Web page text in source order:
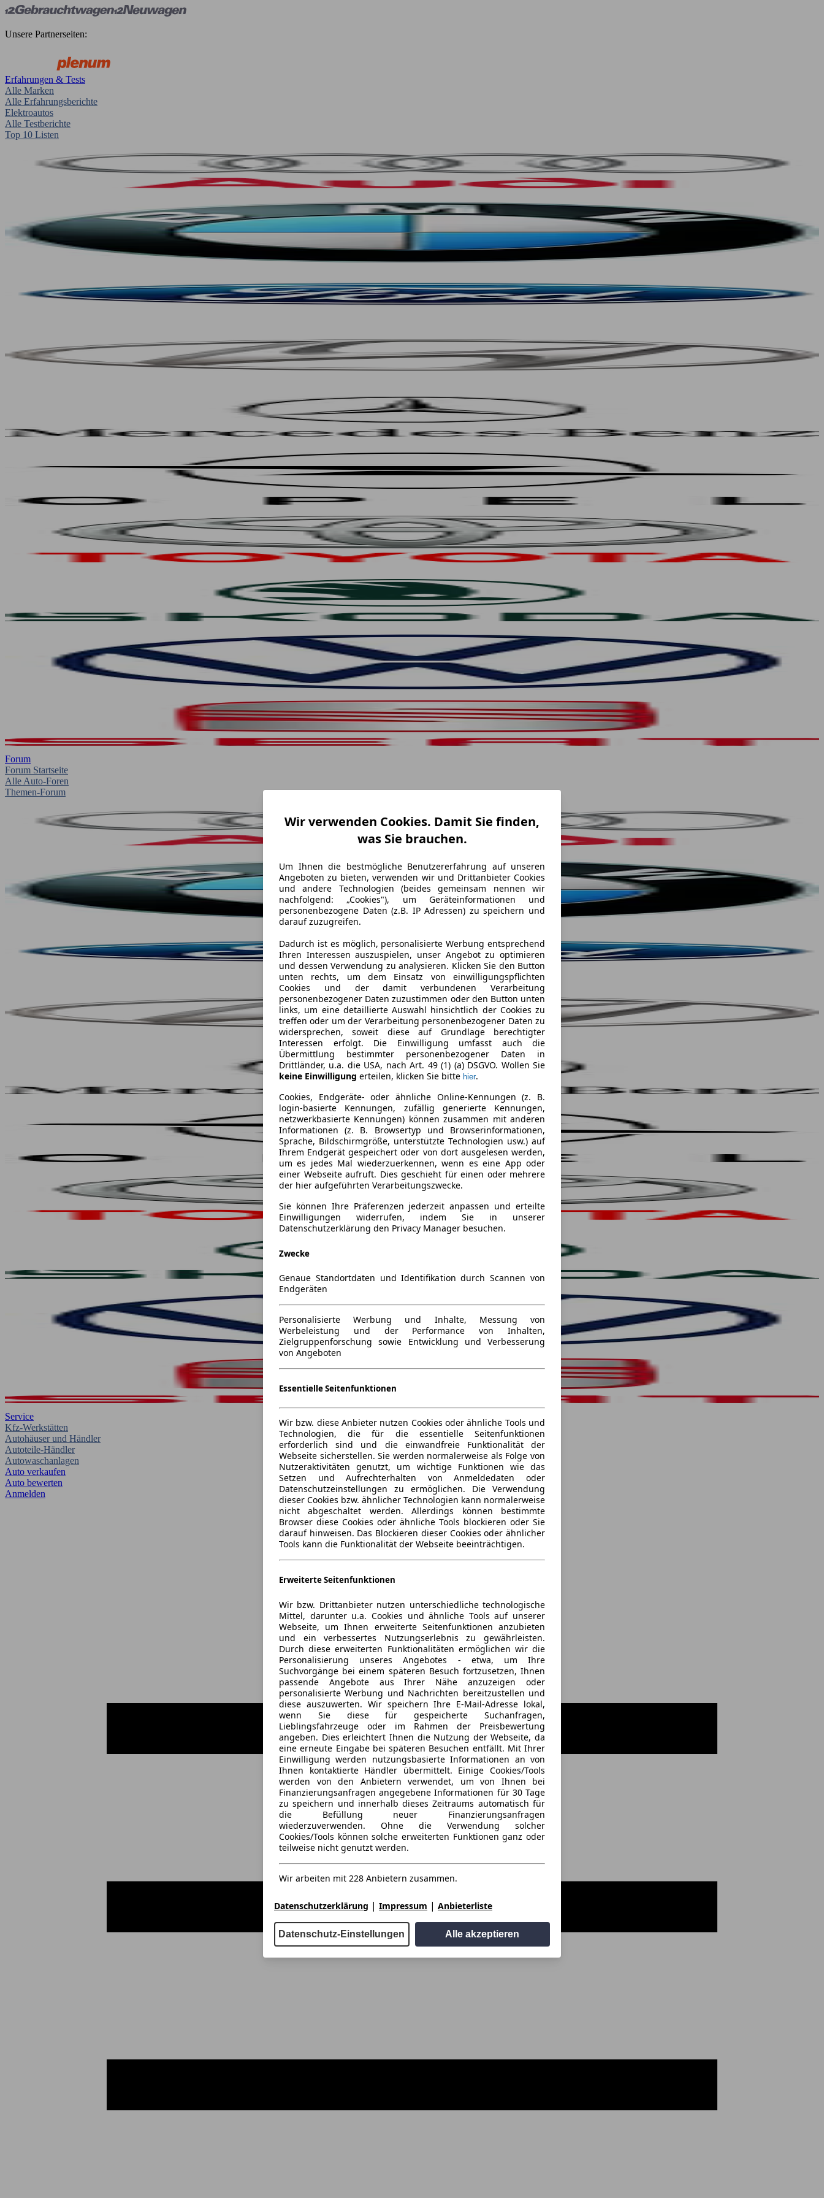
Unsere Partnerseiten:
Erfahrungen & Tests
Alle Marken
Alle Erfahrungsberichte
Elektroautos
Alle Testberichte
Top 10 Listen
Forum
Forum Startseite
Alle Auto-Foren
Themen-Forum
Service
Kfz-Werkstätten
Autohäuser und Händler
Autoteile-Händler
Autowaschanlagen
Auto verkaufen
Auto bewerten
Anmelden
Wir verwenden Cookies. Damit Sie finden,
was Sie brauchen.
Um Ihnen die bestmögliche Benutzererfahrung auf unseren
Angeboten zu bieten, verwenden wir und Drittanbieter Cookies
und andere Technologien (beides gemeinsam nennen wir
nachfolgend: „Cookies"), um Geräteinformationen und
personenbezogene Daten (z.B. IP Adressen) zu speichern und
darauf zuzugreifen.
Dadurch ist es möglich, personalisierte Werbung entsprechend
Ihren Interessen auszuspielen, unser Angebot zu optimieren
und dessen Verwendung zu analysieren. Klicken Sie den Button
unten rechts, um dem Einsatz von einwilligungspflichten
Cookies und der damit verbundenen Verarbeitung
personenbezogener Daten zuzustimmen oder den Button unten
links, um eine detaillierte Auswahl hinsichtlich der Cookies zu
treffen oder um der Verarbeitung personenbezogener Daten zu
widersprechen, soweit diese auf Grundlage berechtigter
Interessen erfolgt. Die Einwilligung umfasst auch die
Übermittlung bestimmter personenbezogener Daten in
Drittländer, u.a. die USA, nach Art. 49 (1) (a) DSGVO. Wollen Sie
keine Einwilligung erteilen, klicken Sie bitte hier.
Cookies, Endgeräte- oder ähnliche Online-Kennungen (z. B.
login-basierte Kennungen, zufällig generierte Kennungen,
netzwerkbasierte Kennungen) können zusammen mit anderen
Informationen (z. B. Browsertyp und Browserinformationen,
Sprache, Bildschirmgröße, unterstützte Technologien usw.) auf
Ihrem Endgerät gespeichert oder von dort ausgelesen werden,
um es jedes Mal wiederzuerkennen, wenn es eine App oder
einer Webseite aufruft. Dies geschieht für einen oder mehrere
der hier aufgeführten Verarbeitungszwecke.
Sie können Ihre Präferenzen jederzeit anpassen und erteilte
Einwilligungen widerrufen, indem Sie in unserer
Datenschutzerklärung den Privacy Manager besuchen.
Zwecke
Genaue Standortdaten und Identifikation durch Scannen von
Endgeräten
Personalisierte Werbung und Inhalte, Messung von
Werbeleistung und der Performance von Inhalten,
Zielgruppenforschung sowie Entwicklung und Verbesserung
von Angeboten
Essentielle Seitenfunktionen
Wir bzw. diese Anbieter nutzen Cookies oder ähnliche Tools und
Technologien, die für die essentielle Seitenfunktionen
erforderlich sind und die einwandfreie Funktionalität der
Webseite sicherstellen. Sie werden normalerweise als Folge von
Nutzeraktivitäten genutzt, um wichtige Funktionen wie das
Setzen und Aufrechterhalten von Anmeldedaten oder
Datenschutzeinstellungen zu ermöglichen. Die Verwendung
dieser Cookies bzw. ähnlicher Technologien kann normalerweise
nicht abgeschaltet werden. Allerdings können bestimmte
Browser diese Cookies oder ähnliche Tools blockieren oder Sie
darauf hinweisen. Das Blockieren dieser Cookies oder ähnlicher
Tools kann die Funktionalität der Webseite beeinträchtigen.
Erweiterte Seitenfunktionen
Wir bzw. Drittanbieter nutzen unterschiedliche technologische
Mittel, darunter u.a. Cookies und ähnliche Tools auf unserer
Webseite, um Ihnen erweiterte Seitenfunktionen anzubieten
und ein verbessertes Nutzungserlebnis zu gewährleisten.
Durch diese erweiterten Funktionalitäten ermöglichen wir die
Personalisierung unseres Angebotes - etwa, um Ihre
Suchvorgänge bei einem späteren Besuch fortzusetzen, Ihnen
passende Angebote aus Ihrer Nähe anzuzeigen oder
personalisierte Werbung und Nachrichten bereitzustellen und
diese auszuwerten. Wir speichern Ihre E-Mail-Adresse lokal,
wenn Sie diese für gespeicherte Suchanfragen,
Lieblingsfahrzeuge oder im Rahmen der Preisbewertung
angeben. Dies erleichtert Ihnen die Nutzung der Webseite, da
eine erneute Eingabe bei späteren Besuchen entfällt. Mit Ihrer
Einwilligung werden nutzungsbasierte Informationen an von
Ihnen kontaktierte Händler übermittelt. Einige Cookies/Tools
werden von den Anbietern verwendet, um von Ihnen bei
Finanzierungsanfragen angegebene Informationen für 30 Tage
zu speichern und innerhalb dieses Zeitraums automatisch für
die Befüllung neuer Finanzierungsanfragen
wiederzuverwenden. Ohne die Verwendung solcher
Cookies/Tools können solche erweiterten Funktionen ganz oder
teilweise nicht genutzt werden.
Wir arbeiten mit 228 Anbietern zusammen.
Datenschutzerklärung | Impressum | Anbieterliste
Datenschutz-Einstellungen Alle akzeptieren